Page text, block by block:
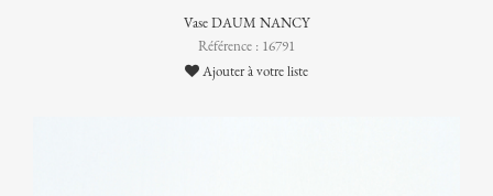
Vase DAUM NANCY
Référence : 16791
Ajouter à votre liste